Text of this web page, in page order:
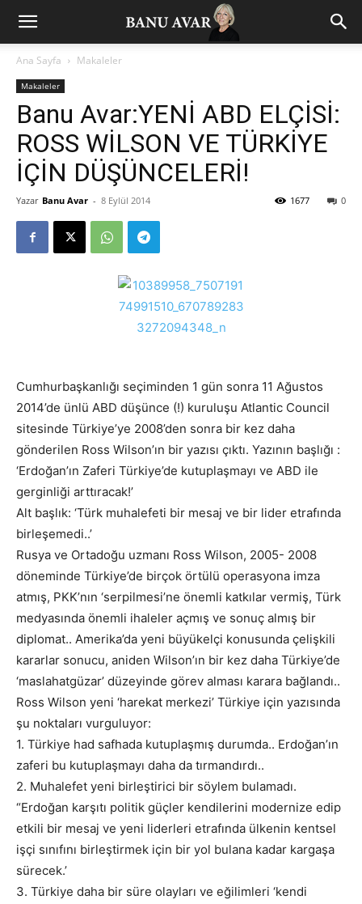
Ana Sayfa Makaleler
Makaleler
Banu Avar:YENİ ABD ELÇİSİ:
ROSS WİLSON VE TÜRKİYE
İÇİN DÜŞÜNCELERİ!
Yazar Banu Avar - 8 Eylül 2014 0
1677
Cumhurbaşkanlığı seçiminden 1 gün sonra 11 Ağustos
2014’de ünlü ABD düşünce (!) kuruluşu Atlantic Council
sitesinde Türkiye’ye 2008’den sonra bir kez daha
gönderilen Ross Wilson’ın bir yazısı çıktı. Yazının başlığı :
‘Erdoğan’ın Zaferi Türkiye’de kutuplaşmayı ve ABD ile
gerginliği arttıracak!’
Alt başlık: ‘Türk muhalefeti bir mesaj ve bir lider etrafında
birleşemedi..’
Rusya ve Ortadoğu uzmanı Ross Wilson, 2005- 2008
döneminde Türkiye’de birçok örtülü operasyona imza
atmış, PKK’nın ‘serpilmesi’ne önemli katkılar vermiş, Türk
medyasında önemli ihaleler açmış ve sonuç almış bir
diplomat.. Amerika’da yeni büyükelçi konusunda çelişkili
kararlar sonucu, aniden Wilson’ın bir kez daha Türkiye’de
‘maslahatgüzar’ düzeyinde görev alması karara bağlandı..
Ross Wilson yeni ‘harekat merkezi’ Türkiye için yazısında
şu noktaları vurguluyor:
1. Türkiye had safhada kutuplaşmış durumda.. Erdoğan’ın
zaferi bu kutuplaşmayı daha da tırmandırdı..
2. Muhalefet yeni birleştirici bir söylem bulamadı.
“Erdoğan karşıtı politik güçler kendilerini modernize edip
etkili bir mesaj ve yeni liderleri etrafında ülkenin kentsel
işçi sınıfını birleştirmek için bir yol bulana kadar kargaşa
sürecek.’
3. Türkiye daha bir süre olayları ve eğilimleri ‘kendi